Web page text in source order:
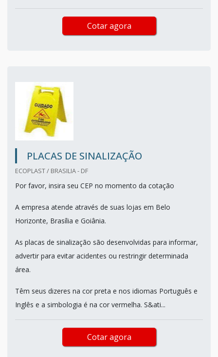
Cotar agora
PLACAS DE SINALIZAÇÃO
ECOPLAST / BRASILIA - DF
Por favor, insira seu CEP no momento da cotação
A empresa atende através de suas lojas em Belo
Horizonte, Brasília e Goiânia.
As placas de sinalização são desenvolvidas para informar,
advertir para evitar acidentes ou restringir determinada
área.
Têm seus dizeres na cor preta e nos idiomas Português e
Inglês e a simbologia é na cor vermelha. S&ati...
Cotar agora